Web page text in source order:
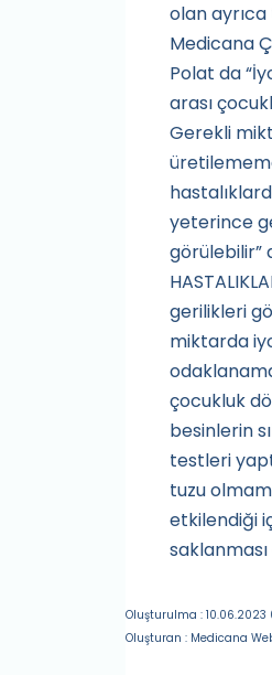
olan
Medicana
Polat da
arası
Gerekli
yeterince
görülebilir”
gerilikleri
miktarda
çocukluk
besinlerin
testleri
tuzu
etkilendiği
Oluşturulma : 10.06.2023
Oluşturan : Medicana